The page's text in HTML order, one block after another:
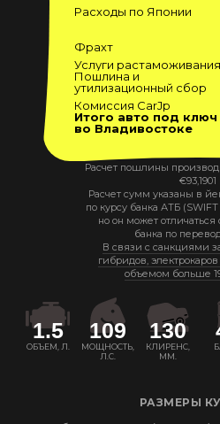
ОБЪЕМ, Л.
1.5
МОЩНОСТЬ,
Л.С.
109
КЛИРЕНС,
ММ.
130
РАЗМЕРЫ
Расходы по Японии
Фрахт
Услуги растаможивания
Пошлина и
утилизационный сбор
Комиссия CarJp
Итого авто под ключ
во Владивостоке
Расчет пошлины
€93,1901
Расчет сумм указаны в
по курсу банка АТБ
но он может отличаться
банка по
В связи с санкциями
гибридов,
объемом больше